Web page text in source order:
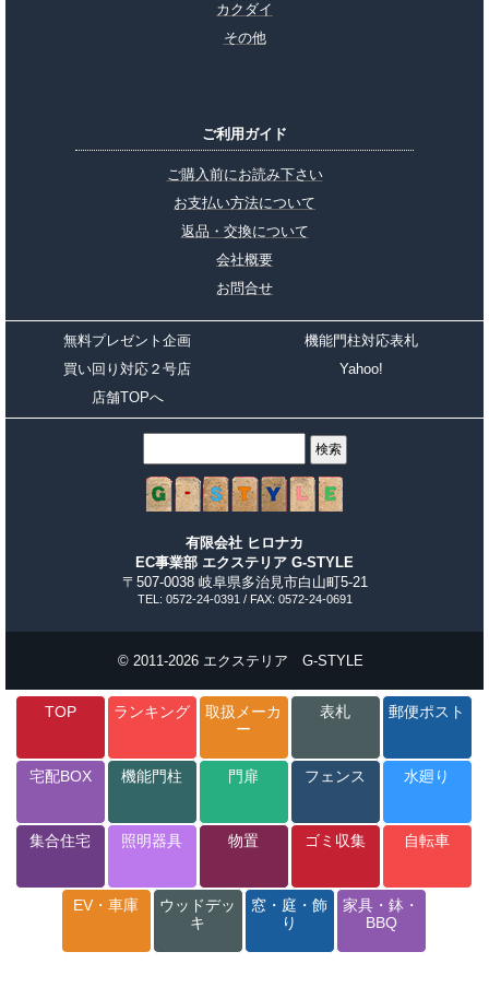
カクダイ
その他
ご利用ガイド
ご購入前にお読み下さい
お支払い方法について
返品・交換について
会社概要
お問合せ
無料プレゼント企画
機能門柱対応表札
買い回り対応２号店
Yahoo!
店舗TOPへ
有限会社 ヒロナカ
EC事業部 エクステリア G-STYLE
〒507-0038 岐阜県多治見市白山町5-21
TEL: 0572-24-0391 / FAX: 0572-24-0691
© 2011-2026 エクステリア G-STYLE
TOP ランキング
取扱メーカ
ー
表札 郵便ポスト
宅配BOX 機能門柱 門扉 フェンス 水廻り
集合住宅 照明器具 物置 ゴミ収集 自転車
EV・車庫
ウッドデッ
キ
窓・庭・飾
り
家具・鉢・
BBQ